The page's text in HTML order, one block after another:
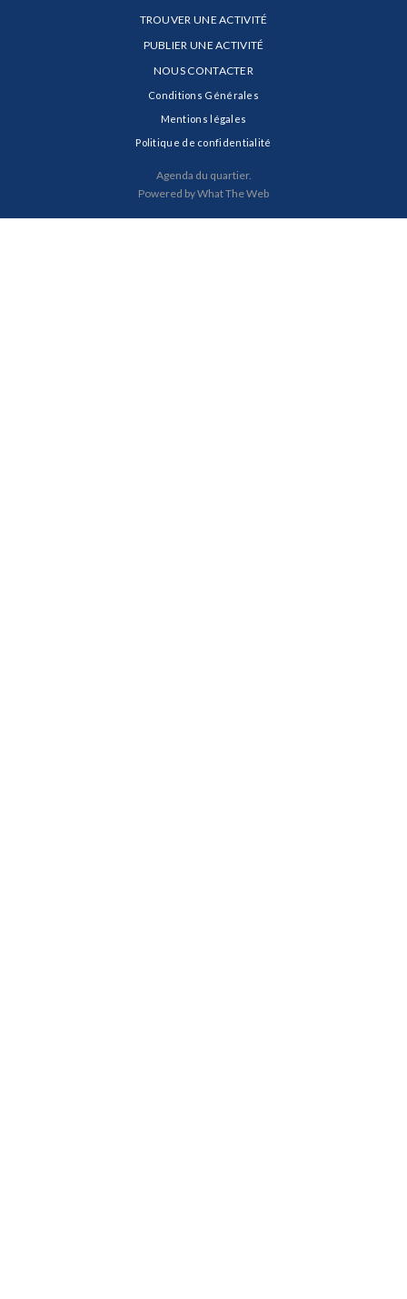
TROUVER UNE ACTIVITÉ
PUBLIER UNE ACTIVITÉ
NOUS CONTACTER
Conditions Générales
Mentions légales
Politique de confidentialité
Agenda du quartier.
Powered by What The Web